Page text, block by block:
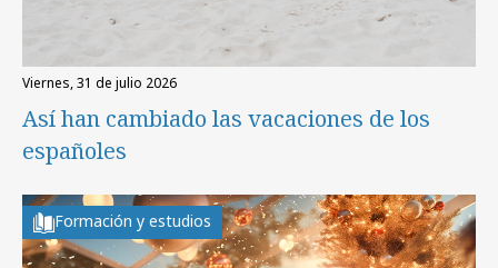
viernes, 31 de julio 2026
Así han cambiado las vacaciones de los
españoles
Formación y estudios